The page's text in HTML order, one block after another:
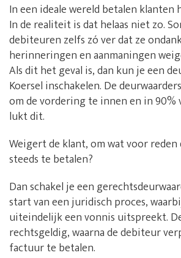
In een ideale wereld betalen
In de realiteit is dat helaas niet zo.
debiteuren zelfs zó ver dat ze
herinneringen en aanmaningen
Als dit het geval is, dan kun je een
Koersel inschakelen. De
om de vordering te innen en in 90%
lukt dit.
Weigert de klant, om wat voor
steeds te betalen?
Dan schakel je een
start van een juridisch proces,
uiteindelijk een vonnis uitspreekt.
rechtsgeldig, waarna de debiteur
factuur te betalen.